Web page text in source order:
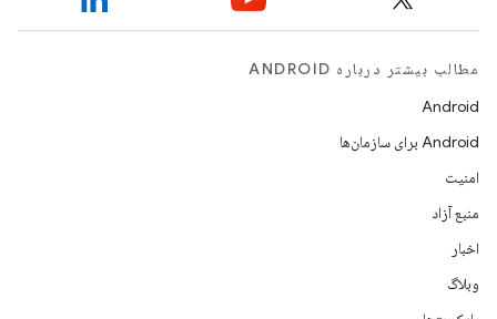
مطالب بیشتر درباره ANDROID
Android
Android برای سازمان‌ها
امنیت
منبع آزاد
اخبار
وبلاگ